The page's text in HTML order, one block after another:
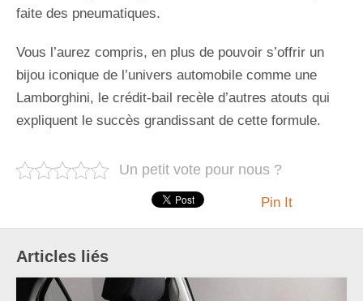
faite des pneumatiques.
Vous l’aurez compris, en plus de pouvoir s’offrir un
bijou iconique de l’univers automobile comme une
Lamborghini, le crédit-bail recèle d’autres atouts qui
expliquent le succès grandissant de cette formule.
Un petit vote pour nous ?
Pin It
Articles liés